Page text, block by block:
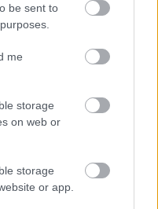
be sent to
me
storage
on web or
storage
or app.